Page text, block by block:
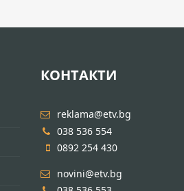
КОНТАКТИ
reklama@etv.bg
038 536 554
0892 254 430
novini@etv.bg